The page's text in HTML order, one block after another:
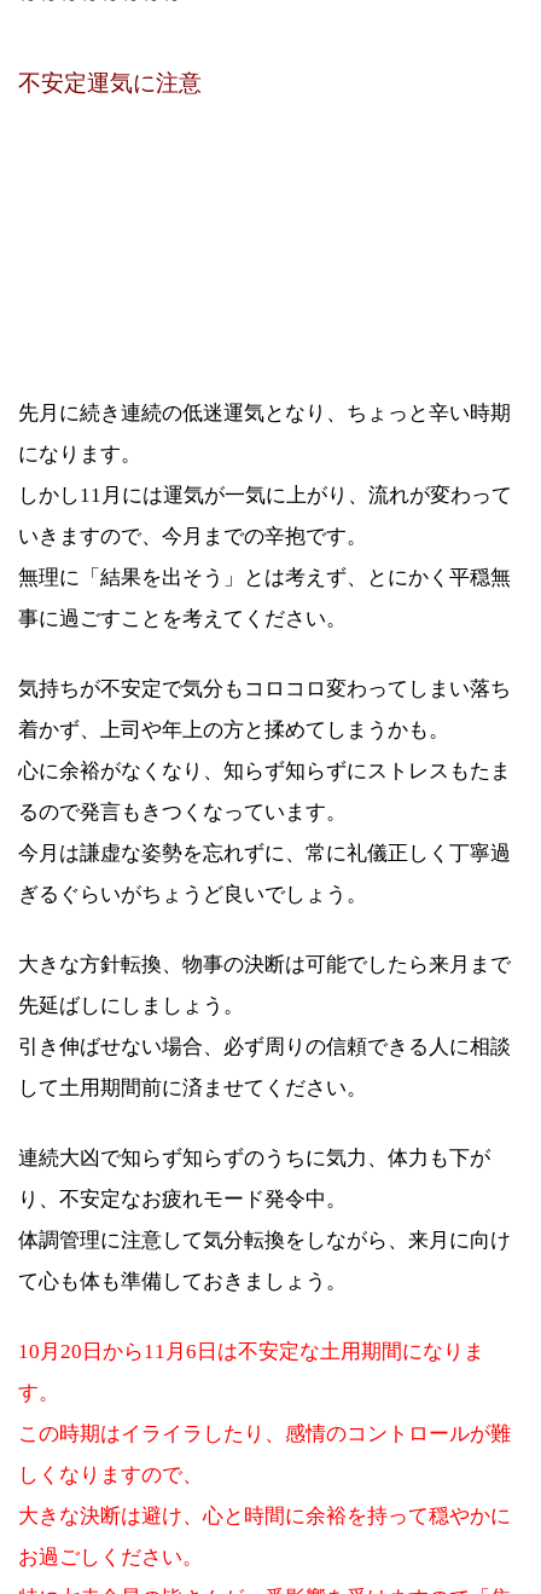
不安定運気に注意
先月に続き連続の低迷運気となり、ちょっと辛い時期
になります。
しかし11月には運気が一気に上がり、流れが変わって
いきますので、今月までの辛抱です。
無理に「結果を出そう」とは考えず、とにかく平穏無
事に過ごすことを考えてください。
気持ちが不安定で気分もコロコロ変わってしまい落ち
着かず、上司や年上の方と揉めてしまうかも。
心に余裕がなくなり、知らず知らずにストレスもたま
るので発言もきつくなっています。
今月は謙虚な姿勢を忘れずに、常に礼儀正しく丁寧過
ぎるぐらいがちょうど良いでしょう。
大きな方針転換、物事の決断は可能でしたら来月まで
先延ばしにしましょう。
引き伸ばせない場合、必ず周りの信頼できる人に相談
して土用期間前に済ませてください。
連続大凶で知らず知らずのうちに気力、体力も下が
り、不安定なお疲れモード発令中。
体調管理に注意して気分転換をしながら、来月に向け
て心も体も準備しておきましょう。
10月20日から11月6日は不安定な土用期間になりま
す。
この時期はイライラしたり、感情のコントロールが難
しくなりますので、
大きな決断は避け、心と時間に余裕を持って穏やかに
お過ごしください。